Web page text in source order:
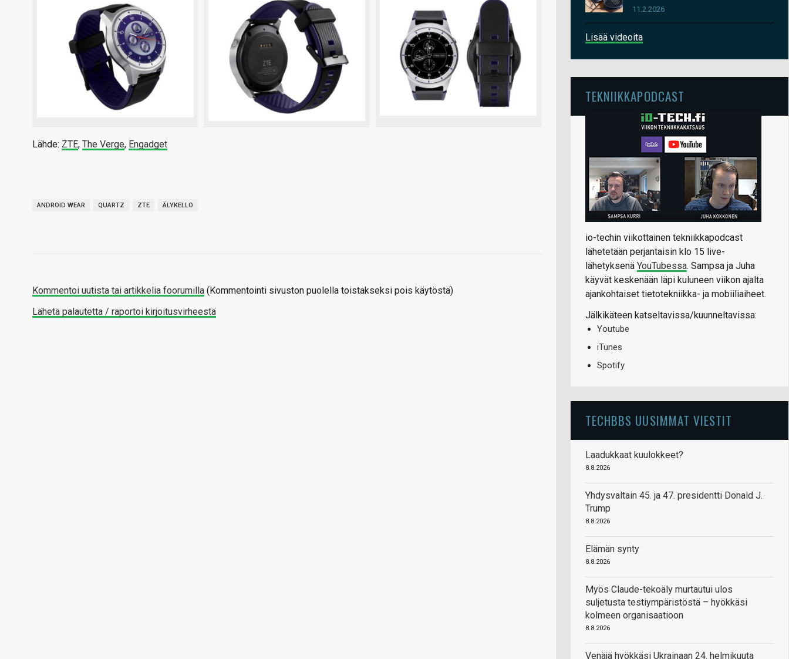
Lähde: ZTE, The Verge, Engadget
ANDROID WEAR QUARTZ ZTE ÄLYKELLO
Kommentoi uutista tai artikkelia foorumilla (Kommentointi sivuston puolella toistakseksi pois käytöstä)
Lähetä palautetta / raportoi kirjoitusvirheestä
11.2.2026
Lisää videoita
TEKNIIKKAPODCAST
io-techin viikottainen tekniikkapodcast
lähetetään perjantaisin klo 15 live-
lähetyksenä YouTubessa. Sampsa ja Juha
käyvät keskenään läpi kuluneen viikon ajalta
ajankohtaiset tietotekniikka- ja mobiiliaiheet.
Jälkikäteen katseltavissa/kuunneltavissa:
Youtube
iTunes
Spotify
TECHBBS UUSIMMAT VIESTIT
Laadukkaat kuulokkeet?
8.8.2026
Yhdysvaltain 45. ja 47. presidentti Donald J.
Trump
8.8.2026
Elämän synty
8.8.2026
Myös Claude-tekoäly murtautui ulos
suljetusta testiympäristöstä – hyökkäsi
kolmeen organisaatioon
8.8.2026
Venäjä hyökkäsi Ukrainaan 24. helmikuuta